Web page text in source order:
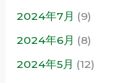
2024年7月 (9)
2024年6月 (8)
2024年5月 (12)